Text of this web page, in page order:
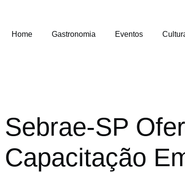
Home Gastronomia Eventos
Sebrae-SP
Capacitação